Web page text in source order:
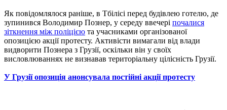
Як повідомлялося раніше, в Тбілісі перед будівлею готелю, де
зупинився Володимир Познер, у середу ввечері почалися
зіткнення між поліцією та учасниками організованої
опозицією акції протесту. Активісти вимагали від влади
видворити Познера з Грузії, оскільки він у своїх
висловлюваннях не визнавав територіальну цілісність Грузії.
У Грузії опозиція анонсувала постійні акції протесту